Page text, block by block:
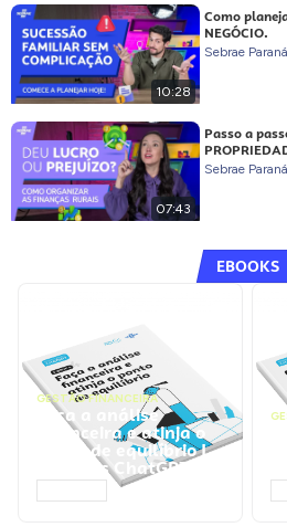
10:28
Como
NEGÓCIO.
Sebrae Paraná
07:43
Passo a
Sebrae Paraná
EBOOKS
GESTÃO FINANCEIRA
Faça a análise
financeira e atinja o
ponto de equilíbrio |
Prompts ChatGPT